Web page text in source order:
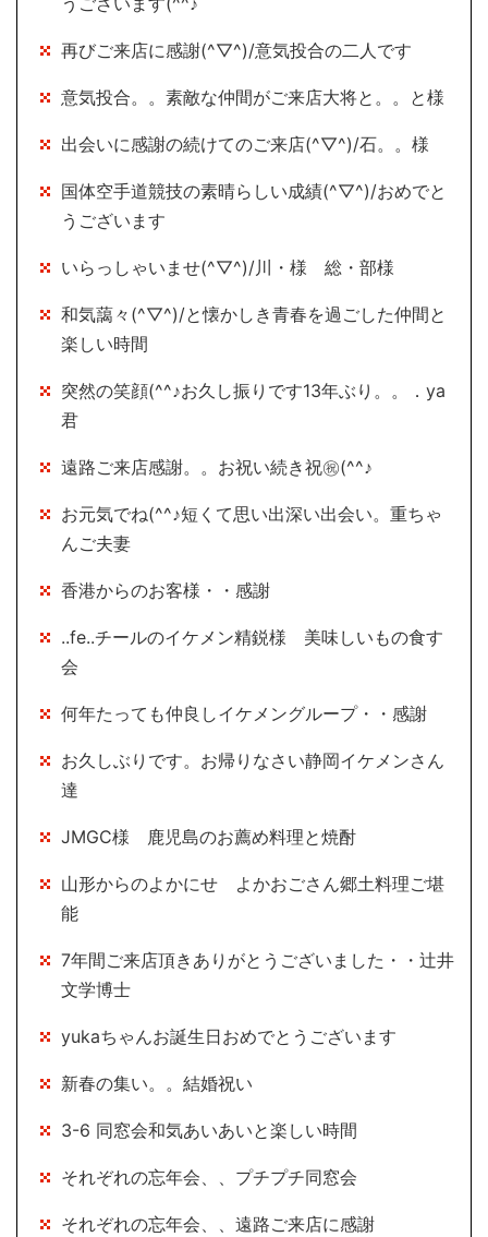
再びご来店に感謝(^▽^)/意気投合の二人です
意気投合。。素敵な仲間がご来店大将と。。と様
出会いに感謝の続けてのご来店(^▽^)/石。。様
国体空手道競技の素晴らしい成績(^▽^)/おめでと
うございます
いらっしゃいませ(^▽^)/川・様 総・部様
和気藹々(^▽^)/と懐かしき青春を過ごした仲間と
楽しい時間
突然の笑顔(^^♪お久し振りです13年ぶり。。．ya
君
遠路ご来店感謝。。お祝い続き祝㊗(^^♪
お元気でね(^^♪短くて思い出深い出会い。重ちゃ
んご夫妻
香港からのお客様・・感謝
..fe..チールのイケメン精鋭様 美味しいもの食す
会
何年たっても仲良しイケメングループ・・感謝
お久しぶりです。お帰りなさい静岡イケメンさん
達
JMGC様 鹿児島のお薦め料理と焼酎
山形からのよかにせ よかおごさん郷土料理ご堪
能
7年間ご来店頂きありがとうございました・・辻井
文学博士
yukaちゃんお誕生日おめでとうございます
新春の集い。。結婚祝い
3-6 同窓会和気あいあいと楽しい時間
それぞれの忘年会、、プチプチ同窓会
それぞれの忘年会、、遠路ご来店に感謝